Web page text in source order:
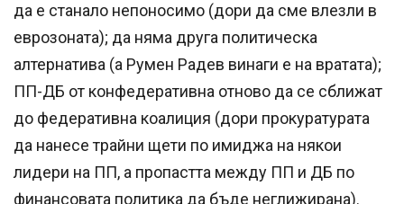
да е станало непоносимо (дори да сме влезли в
еврозоната); да няма друга политическа
алтернатива (а Румен Радев винаги е на вратата);
ПП-ДБ от конфедеративна отново да се сближат
до федеративна коалиция (дори прокуратурата
да нанесе трайни щети по имиджа на някои
лидери на ПП, а пропастта между ПП и ДБ по
финансовата политика да бъде неглижирана).